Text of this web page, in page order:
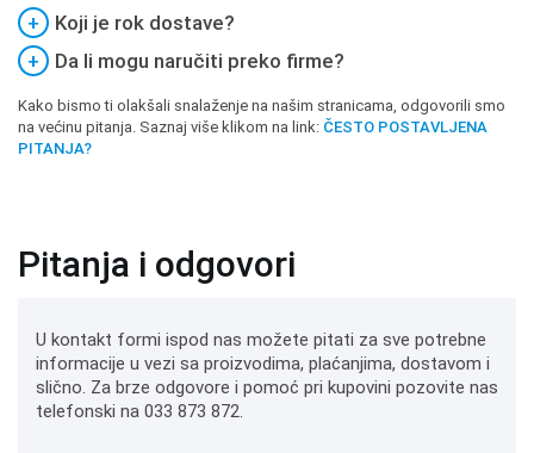
+
Koji je rok dostave?
+
Da li mogu naručiti preko firme?
Kako bismo ti olakšali snalaženje na našim stranicama, odgovorili smo
na većinu pitanja. Saznaj više klikom na link: ČESTO POSTAVLJENA
PITANJA?
Pitanja i odgovori
U kontakt formi ispod nas možete pitati za sve potrebne
informacije u vezi sa proizvodima, plaćanjima, dostavom i
slično. Za brze odgovore i pomoć pri kupovini pozovite nas
telefonski na 033 873 872.